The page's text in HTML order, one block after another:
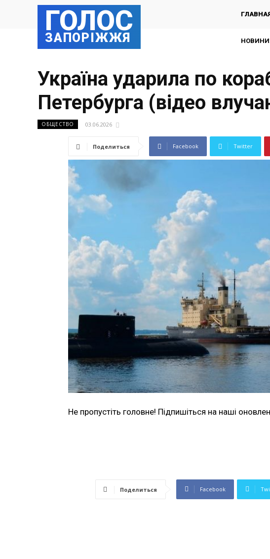
ГОЛОС
ЗАПОРІЖЖЯ
Україна ударила по
Петербурга (відео
ОБЩЕСТВО 03.06.2026
Поделиться Facebook Twitter
Не пропустіть головне! Підпишіться на наші
Поделиться Facebook